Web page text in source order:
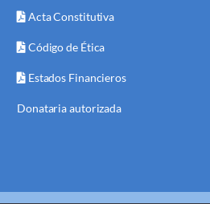
Acta Constitutiva
Código de Ética
Estados Financieros
Donataria autorizada